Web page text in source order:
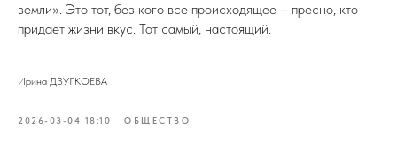
земли». Это тот, без кого все происходящее – пресно, кто
придает жизни вкус. Тот самый, настоящий.
Ирина ДЗУГКОЕВА
2026-03-04 18:10 ОБЩЕСТВО